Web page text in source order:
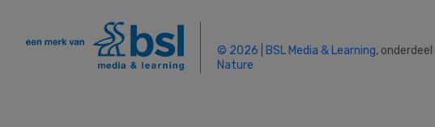
© 2026 | BSL Media & Learning,
Nature